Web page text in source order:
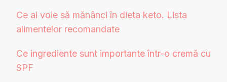
Ce ai voie să mănânci în dieta keto. Lista
alimentelor recomandate
Ce ingrediente sunt importante într-o cremă cu
SPF